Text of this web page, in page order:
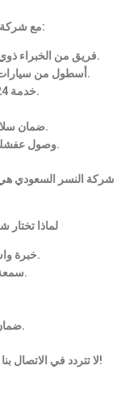
مع شركة النسر السعودي, ستحصل على:
فريق من الخبراء ذوي الخبرة والكفاءة العالية في نقل العفش.
أسطول من سيارات نقل العفش المجهزة بأحدث التقنيات.
خدمة 24 ساعة طوال أيام الأسبوع.
ضمان سلامة جميع أغراضك أثناء النقل.
وصول عفشك إلى وجهته في الوقت المحدد.
شركة النسر السعودي
لماذا
خبرة واسعة في مجال نقل العفش.
سمعة طيبة وثقة عملاء كبيرة.
ضمان سلامة جميع أغراضك.
لا تتردد في الاتصال بنا الآن للحصول على أفضل عرض لنقل عفشك!